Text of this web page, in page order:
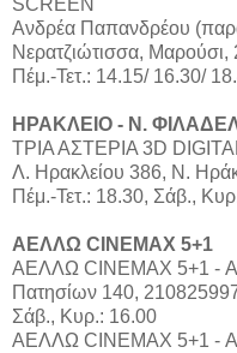
SCREEN
Aνδρέα Παπανδρέου
Νερατζιώτισσα,
Πέμ.-Τετ.: 14.15/ 16.30/
ΗΡΑΚΛΕΙΟ - Ν.
ΤΡΙΑ ΑΣΤΕΡΙΑ 3D
Λ. Ηρακλείου 386, Ν.
Πέμ.-Τετ.: 18.30, Σάβ.,
ΑΕΛΛΩ CINEMAX 5+1
ΑΕΛΛΩ CINEMAX 5+1 -
Πατησίων 140,
Σάβ., Κυρ.: 16.00
ΑΕΛΛΩ CINEMAX 5+1 -